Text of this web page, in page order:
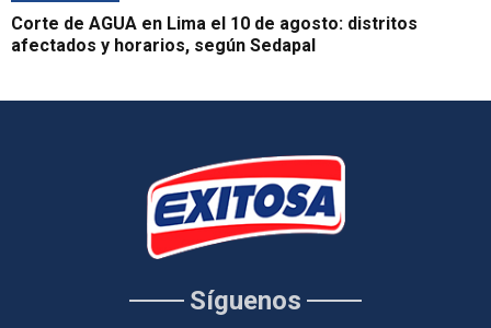
Corte de AGUA en Lima el 10 de agosto: distritos
afectados y horarios, según Sedapal
Síguenos